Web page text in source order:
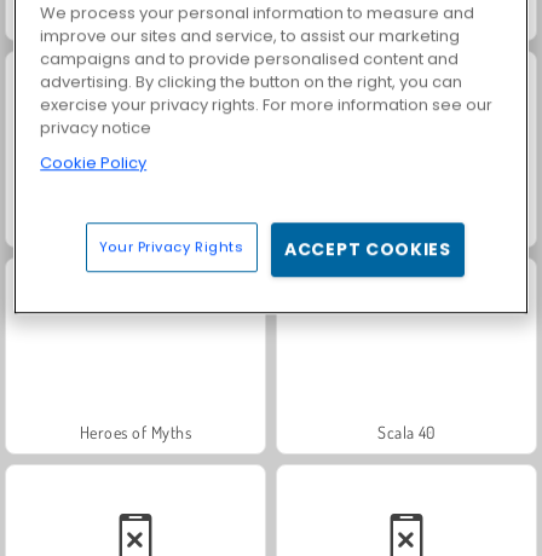
Grand Mahjong Connect Trollface Quest: USA 2
Fashion Princess - Dress Up for Girls Masha and the Bear: Meadows
Heroes of Myths Scala 40
We process your personal information to measure and
improve our sites and service, to assist our marketing
campaigns and to provide personalised content and
advertising. By clicking the button on the right, you can
exercise your privacy rights. For more information see our
privacy notice
Cookie Policy
Your Privacy Rights ACCEPT COOKIES